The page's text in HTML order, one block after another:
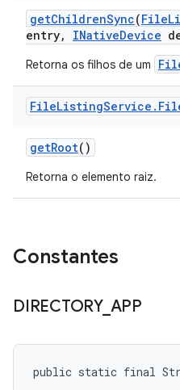
getChildrenSync(File
entry, INativeDevice
Retorna os filhos de um
FileListingService .
getRoot()
Retorna o elemento raiz.
Constantes
DIRECTORY_ APP
public static final String